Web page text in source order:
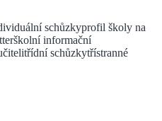
schůzkyprofil školy na
školní informační
třídní schůzkytřístranné